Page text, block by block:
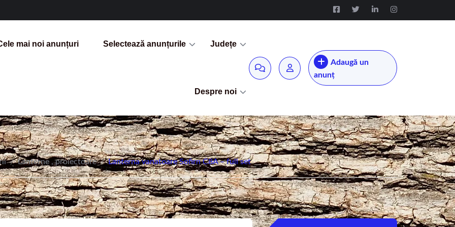
mai noi anunțuri Selectează anunțurile Județe
Despre noi
Adaugă un
anunț
/ Lanterne , proiectoare / Lanterna vanatoare Sofirn C8A – full set